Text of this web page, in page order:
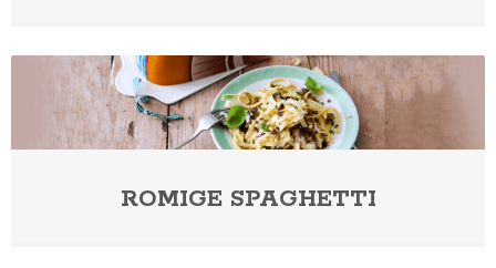
ROMIGE SPAGHETTI